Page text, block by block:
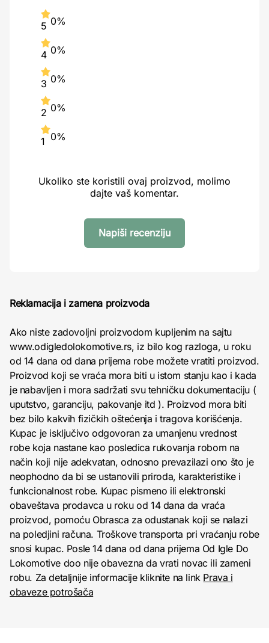
5 0%
4 0%
3 0%
2 0%
1 0%
Ukoliko ste koristili ovaj proizvod, molimo
dajte vaš komentar.
Napiši recenziju
Reklamacija i zamena proizvoda
Ako niste zadovoljni proizvodom kupljenim na sajtu
www.odigledolokomotive.rs, iz bilo kog razloga, u roku
od 14 dana od dana prijema robe možete vratiti proizvod.
Proizvod koji se vraća mora biti u istom stanju kao i kada
je nabavljen i mora sadržati svu tehničku dokumentaciju (
uputstvo, garanciju, pakovanje itd ). Proizvod mora biti
bez bilo kakvih fizičkih oštećenja i tragova korišćenja.
Kupac je isključivo odgovoran za umanjenu vrednost
robe koja nastane kao posledica rukovanja robom na
način koji nije adekvatan, odnosno prevazilazi ono što je
neophodno da bi se ustanovili priroda, karakteristike i
funkcionalnost robe. Kupac pismeno ili elektronski
obaveštava prodavca u roku od 14 dana da vraća
proizvod, pomoću Obrasca za odustanak koji se nalazi
na poledjini računa. Troškove transporta pri vraćanju robe
snosi kupac. Posle 14 dana od dana prijema Od Igle Do
Lokomotive doo nije obavezna da vrati novac ili zameni
robu. Za detaljnije informacije kliknite na link Prava i
obaveze potrošača